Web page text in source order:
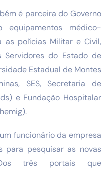
é parceira do Governo
equipamentos médico-
as polícias Militar e Civil,
Servidores do Estado de
Estadual de Montes
SES, Secretaria de
e Fundação Hospitalar
funcionário da empresa
para pesquisar as novas
três portais que